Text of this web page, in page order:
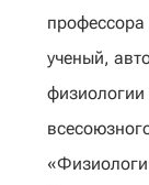
ученый,
физиологии